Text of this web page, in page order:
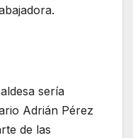
sería
Adrián Pérez
de las